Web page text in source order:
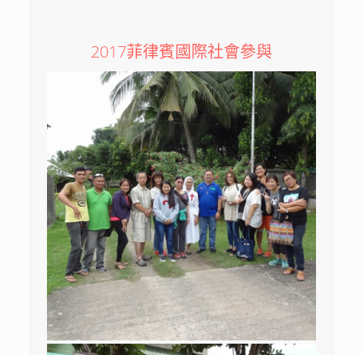
2017菲律賓國際社會參與